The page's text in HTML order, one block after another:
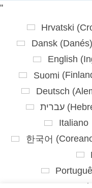
''
Hrvatski (
Dansk(Danés)
English (
Suomi (
Deutsch (
עברית (
Italiano
한국어 (